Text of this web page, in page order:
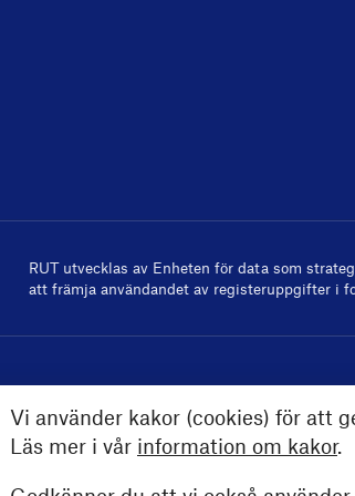
Vi använder kakor (cookies) för att
Läs mer i vår information om kakor.
RUT utvecklas av Enheten för data som
att främja användandet av registeruppgifter i